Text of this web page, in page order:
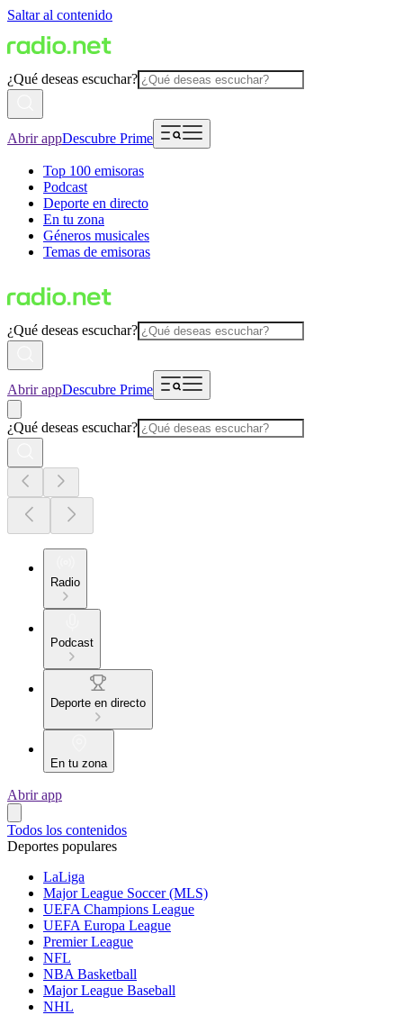
Saltar al contenido
¿Qué deseas escuchar?
Abrir appDescubre Prime
Top 100 emisoras
Podcast
Deporte en directo
En tu zona
Géneros musicales
Temas de emisoras
¿Qué deseas escuchar?
Abrir appDescubre Prime
¿Qué deseas escuchar?
Radio
Podcast
Deporte en directo
En tu zona
Abrir app
Todos los contenidos
Deportes populares
LaLiga
Major League Soccer (MLS)
UEFA Champions League
UEFA Europa League
Premier League
NFL
NBA Basketball
Major League Baseball
NHL